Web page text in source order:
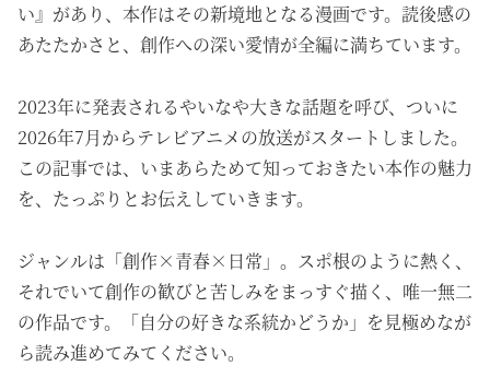
い』があり、本作はその新境地となる漫画です。読後感の
あたたかさと、創作への深い愛情が全編に満ちています。
2023年に発表されるやいなや大きな話題を呼び、ついに
2026年7月からテレビアニメの放送がスタートしました。
この記事では、いまあらためて知っておきたい本作の魅力
を、たっぷりとお伝えしていきます。
ジャンルは「創作×青春×日常」。スポ根のように熱く、
それでいて創作の歓びと苦しみをまっすぐ描く、唯一無二
の作品です。「自分の好きな系統かどうか」を見極めなが
ら読み進めてみてください。